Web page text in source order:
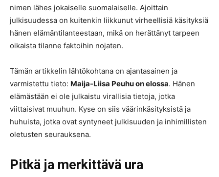
nimen lähes jokaiselle suomalaiselle. Ajoittain
julkisuudessa on kuitenkin liikkunut virheellisiä käsityksiä
hänen elämäntilanteestaan, mikä on herättänyt tarpeen
oikaista tilanne faktoihin nojaten.
Tämän artikkelin lähtökohtana on ajantasainen ja
varmistettu tieto: Maija-Liisa Peuhu on elossa. Hänen
elämästään ei ole julkaistu virallisia tietoja, jotka
viittaisivat muuhun. Kyse on siis väärinkäsityksistä ja
huhuista, jotka ovat syntyneet julkisuuden ja inhimillisten
oletusten seurauksena.
Pitkä ja merkittävä ura